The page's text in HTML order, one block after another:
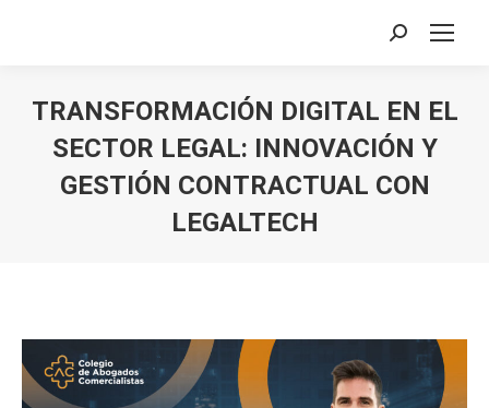
Buscar:
TRANSFORMACIÓN DIGITAL EN EL
SECTOR LEGAL: INNOVACIÓN Y
GESTIÓN CONTRACTUAL CON
LEGALTECH